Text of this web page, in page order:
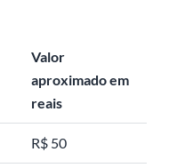
Valor
aproximado em
reais
R$ 50